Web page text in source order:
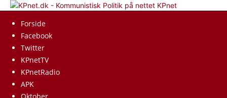
KPnet
Forside
Facebook
Twitter
KPnetTV
KPnetRadio
APK